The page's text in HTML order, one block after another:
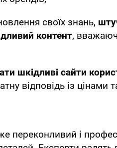
своїх знань,
контент,
шкідливі сайти
відповідь із цінами
переконливий і